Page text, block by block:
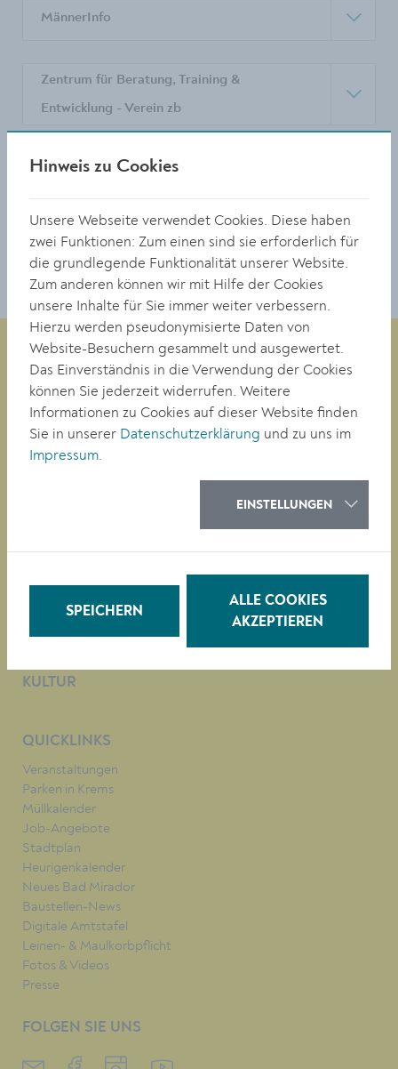
MännerInfo
Zentrum für Beratung, Training &
Entwicklung - Verein zb
Selbsthilfegruppen
Telefon- und Onlineberatung
Magistrat der Stadt Krems
Obere Landstraße 4
A-3500 Krems
LEBEN
BAUEN/WIRTSCHAFT
KULTUR
QUICKLINKS
Veranstaltungen
Parken in Krems
Müllkalender
Job-Angebote
Stadtplan
Heurigenkalender
Neues Bad Mirador
Baustellen-News
Digitale Amtstafel
Leinen- & Maulkorbpflicht
Fotos & Videos
Presse
FOLGEN SIE UNS
Hinweis zu Cookies
Unsere Webseite verwendet Cookies. Diese haben
zwei Funktionen: Zum einen sind sie erforderlich für
die grundlegende Funktionalität unserer Website.
Zum anderen können wir mit Hilfe der Cookies
unsere Inhalte für Sie immer weiter verbessern.
Hierzu werden pseudonymisierte Daten von
Website-Besuchern gesammelt und ausgewertet.
Das Einverständnis in die Verwendung der Cookies
können Sie jederzeit widerrufen. Weitere
Informationen zu Cookies auf dieser Website finden
Sie in unserer Datenschutzerklärung und zu uns im
Impressum.
EINSTELLUNGEN
SPEICHERN
ALLE COOKIES
AKZEPTIEREN